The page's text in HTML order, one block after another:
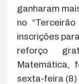
ganharam
no
inscrições
reforço
Matemática,
sexta-feira (8)